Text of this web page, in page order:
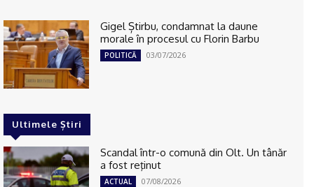
Gigel Știrbu, condamnat la daune
morale în procesul cu Florin Barbu
POLITICĂ 03/07/2026
Ultimele Știri
Scandal într-o comună din Olt. Un tânăr
a fost reţinut
ACTUAL 07/08/2026